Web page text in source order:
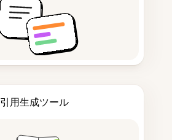
引用生成ツール